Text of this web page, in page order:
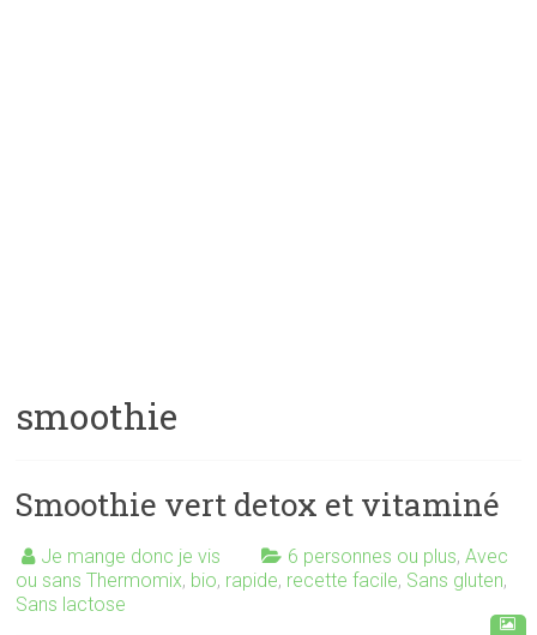
smoothie
Smoothie vert detox et vitaminé
Je mange donc je vis 6 personnes ou plus,Avec
ou sans Thermomix, bio, rapide, recette facile, Sans gluten,
Sans lactose